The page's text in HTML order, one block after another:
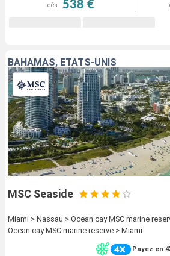
dès 538 €
BAHAMAS, ÉTATS-UNIS
MSC Seaside
Miami > Nassau > Ocean cay MSC marine
Ocean cay MSC marine reserve > Miami
Payez en